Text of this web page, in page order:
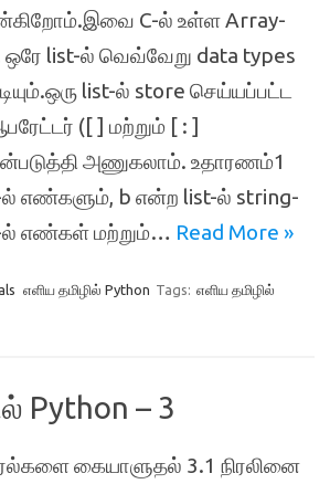
C-ல் உள்ள Array-
list-ல் வெவ்வேறு data types
list-ல் store செய்யப்பட்ட
([ ] மற்றும் [ : ]
அணுகலாம். உதாரணம்1
ல் எண்களும், b என்ற list-ல் string-
ல் எண்கள் மற்றும்… Read More »
எளிய தமிழில் Python Tags: எளிய தமிழில்
Python – 3
கையாளுதல் 3.1 நிரலினை